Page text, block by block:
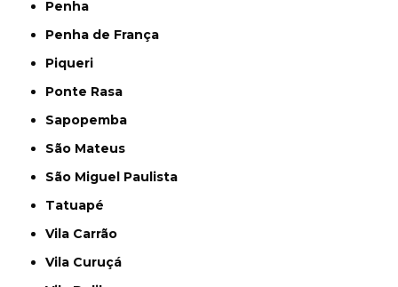
Penha
Penha de França
Piqueri
Ponte Rasa
Sapopemba
São Mateus
São Miguel Paulista
Tatuapé
Vila Carrão
Vila Curuçá